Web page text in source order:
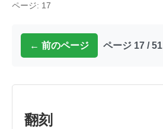
ページ: 17
← 前のページ ページ 17 / 51
翻刻